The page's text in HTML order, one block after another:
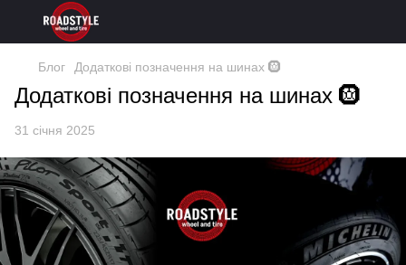
Блог Додаткові позначення на шинах 🛞
Додаткові позначення на шинах 🛞
31 січня 2025